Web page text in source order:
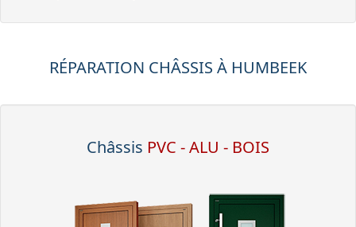
RÉPARATION CHÂSSIS À HUMBEEK
Châssis PVC - ALU - BOIS